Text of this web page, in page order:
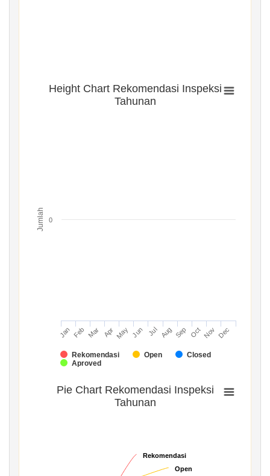
Jumlah
Height Chart Rekomendasi Inspeksi
Tahunan
Rekomendasi Open
Closed
Aproved
Jan Feb Mar Apr May Jun Jul Aug Sep Oct Nov Dec
0
Pie Chart Rekomendasi Inspeksi
Tahunan
Rekomendasi
Rekomendasi
Open
Open